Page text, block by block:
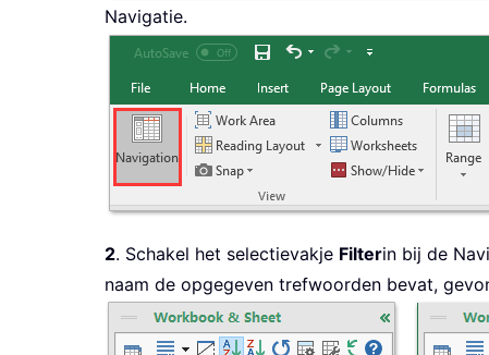
Navigatie.
2. Schakel het selectievakje Filterin bij de
naam de opgegeven trefwoorden bevat,